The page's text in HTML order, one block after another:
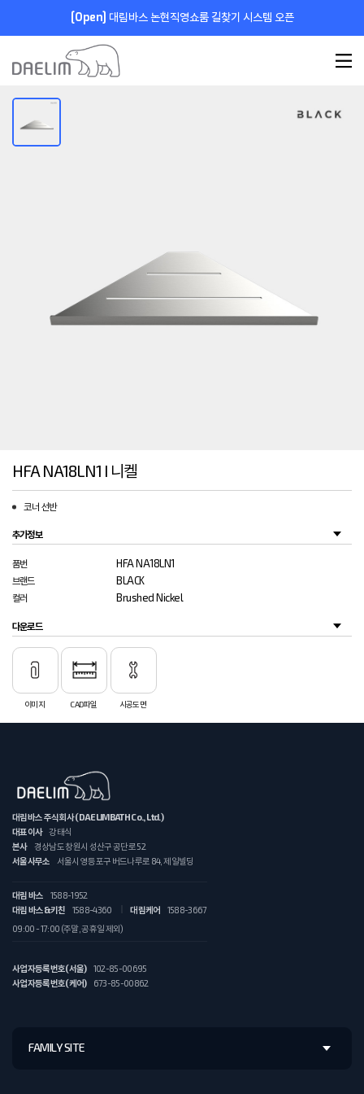
[Open] 대림바스 논현직영쇼룸 길찾기 시스템 오픈
HFA NA18LN1 I 니켈
코너 선반
추가정보
품번 HFA NA18LN1
브랜드 BLACK
컬러 Brushed Nickel
다운로드
이미지 CAD파일 시공도면
대림바스 주식회사 (DAELIMBATH Co., Ltd.)
대표이사
강태식
본사
경상남도 창원시 성산구 공단로 52
서울사무소
서울시 영등포구 버드나루로 84, 제일빌딩
대림 바스
1588-1952
대림 바스&키친
1588-4360 대림케어
1588-3667
09:00 - 17:00 (주말, 공휴일 제외)
사업자등록번호(서울)
102-85-00695
사업자등록번호(케어)
673-85-00862
FAMILY SITE